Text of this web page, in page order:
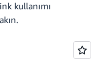
kullanımı